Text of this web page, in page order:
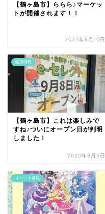
【鶴ヶ島市】ららら♪マーケッ
トが開催されます！！
2025年9月10日
開店情報
【鶴ヶ島市】これは楽しみで
すね♪ついにオープン日が判明
しました！
2025年9月5日
イベント情報